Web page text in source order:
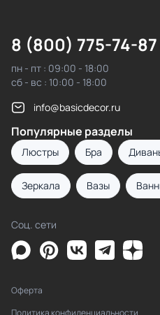
8 (800) 775-74-87
пн - пт : 09:00 - 18:00
сб - вс : 10:00 - 18:00
info@basicdecor.ru
Популярные разделы
Люстры Бра
Зеркала Вазы
Соц. сети
Оферта
Политика конфиденциальности